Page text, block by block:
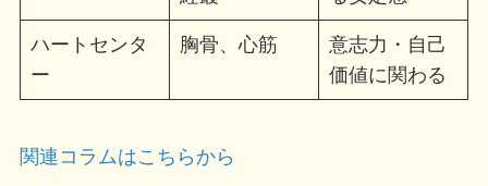
ハートセンタ
ー
胸骨、心筋
意志力・自己
価値に関わる
関連コラムはこちらから